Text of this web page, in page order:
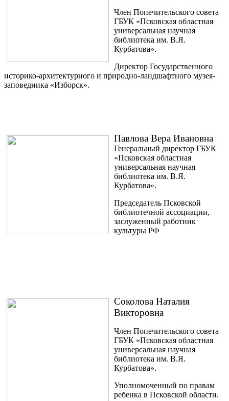
Член Попечительского совета
ГБУК «Псковская областная
универсальная научная
библиотека им. В.Я.
Курбатова».
Директор Государственного
историко-архитектурного и природно-ландшафтного музея-
заповедника «Изборск».
Павлова Вера Ивановна
Генеральный директор ГБУК
«Псковская областная
универсальная научная
библиотека им. В.Я.
Курбатова».
Председатель Псковской
библиотечной ассоциации,
заслуженный работник
культуры РФ
Соколова Наталия
Викторовна
Член Попечительского совета
ГБУК «Псковская областная
универсальная научная
библиотека им. В.Я.
Курбатова».
Уполномоченный по правам
ребенка в Псковской области.